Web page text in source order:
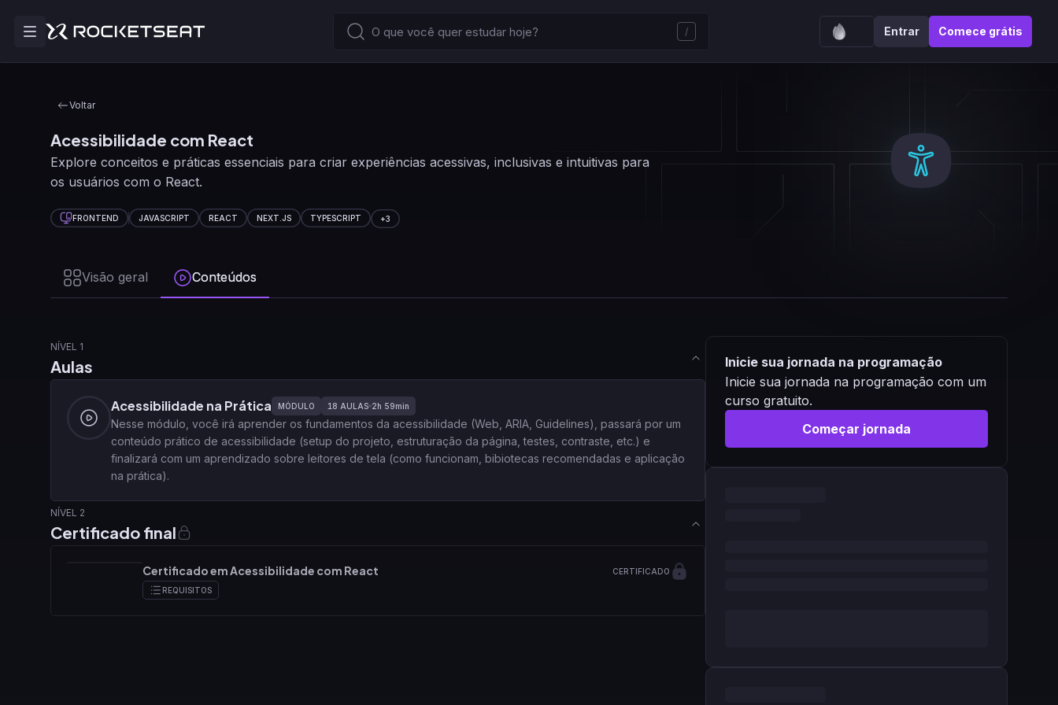
/ Entrar Comece grátis
Voltar
Acessibilidade com React
Explore conceitos e práticas essenciais para criar experiências acessivas, inclusivas e intuitivas para
os usuários com o React.
FRONTEND JAVASCRIPT REACT NEXT.JS TYPESCRIPT +3
Visão geral Conteúdos
NÍVEL 1
Aulas
Acessibilidade na Prática MÓDULO 18 AULAS 2h 59min
Nesse módulo, você irá aprender os fundamentos da acessibilidade (Web, ARIA, Guidelines), passará por um
conteúdo prático de acessibilidade (setup do projeto, estruturação da página, testes, contraste, etc.) e
finalizará com um aprendizado sobre leitores de tela (como funcionam, bibiotecas recomendadas e aplicação
na prática).
NÍVEL 2
Certificado final
Certificado em Acessibilidade com React
CERTIFICADO
REQUISITOS
Inicie sua jornada na programação
Inicie sua jornada na programação com um
curso gratuito.
Começar jornada